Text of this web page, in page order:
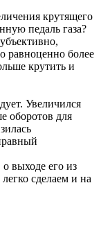
крутящего
педаль газа?
равноценно более
крутить и
Увеличился
оборотов для
о выходе его из
сделаем и на